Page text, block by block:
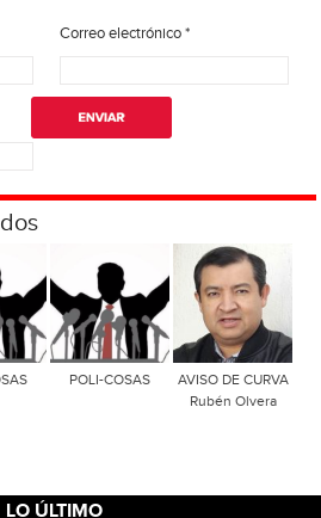
Correo electrónico*
POLI-COSAS
AVISO DE CURVA
Rubén Olvera
LO ÚLTIMO